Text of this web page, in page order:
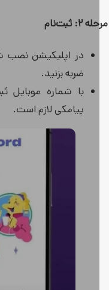
ثبت‌نام
ضربه بزنید.
با شماره موبایل
پیامکی لازم است.